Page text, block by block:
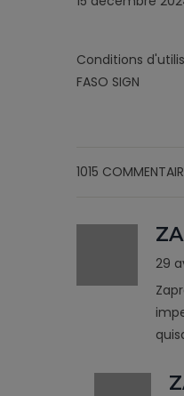
Conditions
FASO SIGN
1015
29